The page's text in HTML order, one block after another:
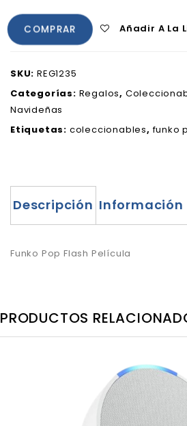
COMPRAR Añadir A La
SKU: REG1235
Categorías: Regalos,
Navideñas
Etiquetas: coleccionables,funko
Descripción Información
Funko Pop Flash Película
PRODUCTOS